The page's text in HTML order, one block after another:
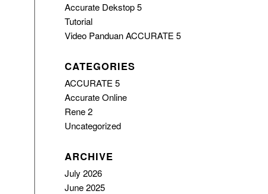
Accurate Dekstop 5
Tutorial
Video Panduan ACCURATE 5
CATEGORIES
ACCURATE 5
Accurate Online
Rene 2
Uncategorized
ARCHIVE
July 2026
June 2025